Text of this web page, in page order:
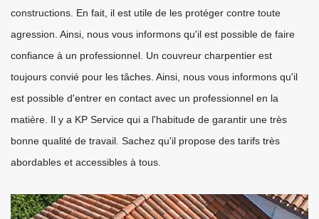
constructions. En fait, il est utile de les protéger contre toute
agression. Ainsi, nous vous informons qu'il est possible de faire
confiance à un professionnel. Un couvreur charpentier est
toujours convié pour les tâches. Ainsi, nous vous informons qu'il
est possible d'entrer en contact avec un professionnel en la
matière. Il y a KP Service qui a l'habitude de garantir une très
bonne qualité de travail. Sachez qu'il propose des tarifs très
abordables et accessibles à tous.